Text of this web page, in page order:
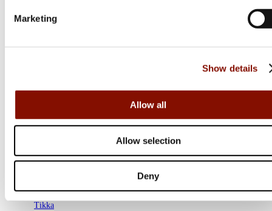
Marketing
Show details
Allow all
Allow selection
Deny
Tikka